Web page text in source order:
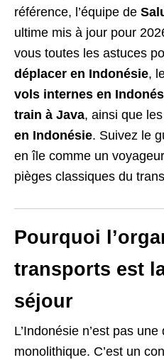
référence, l’équipe de
ultime mis à jour pour
vous toutes les astuces
déplacer en Indonésie,
vols internes en
train à Java, ainsi que
en Indonésie. Suivez le
en île comme un
pièges classiques du
Pourquoi
transports est
séjour
L’Indonésie n’est pas
monolithique. C’est un